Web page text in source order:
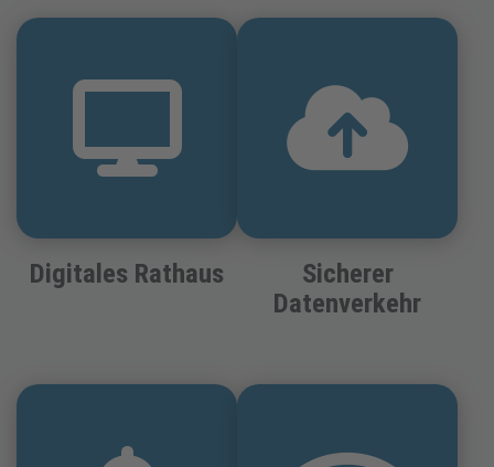
Digitales Rathaus
Sicherer
Datenverkehr